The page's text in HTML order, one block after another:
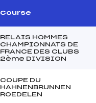
Course
RELAIS HOMMES
CHAMPIONNATS DE
FRANCE DES CLUBS
2ème DIVISION
COUPE DU
HAHNENBRUNNEN
ROEDELEN